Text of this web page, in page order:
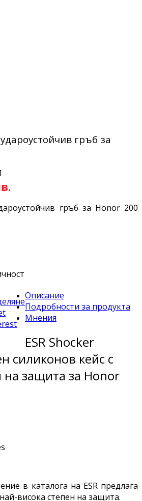
гръб за
гръб за Honor 200
Описание
Подробности за продукта
Мнения
ESR Shocker
силиконов кейс с
на защита за Honor
в каталога на ESR предлага
висока степен на защита.